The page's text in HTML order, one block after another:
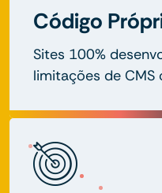
Código
Sites 100%
limitações de